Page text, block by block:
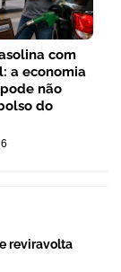
com
a economia
não
do
reviravolta